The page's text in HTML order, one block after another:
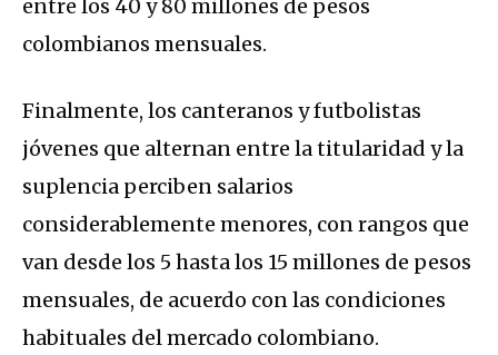
entre los 40 y 80 millones de pesos
colombianos mensuales.
Finalmente, los canteranos y futbolistas
jóvenes que alternan entre la titularidad y la
suplencia perciben salarios
considerablemente menores, con rangos que
van desde los 5 hasta los 15 millones de pesos
mensuales, de acuerdo con las condiciones
habituales del mercado colombiano.